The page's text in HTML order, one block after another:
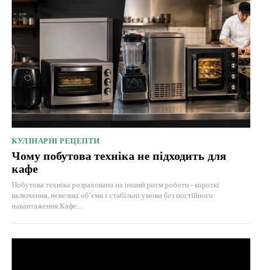
КУЛІНАРНІ РЕЦЕПТИ
Чому побутова техніка не підходить для
кафе
Побутова техніка розрахована на інший ритм роботи - короткі
включення, невеликі об’єми і стабільні умови без постійного
навантаження.Кафе...